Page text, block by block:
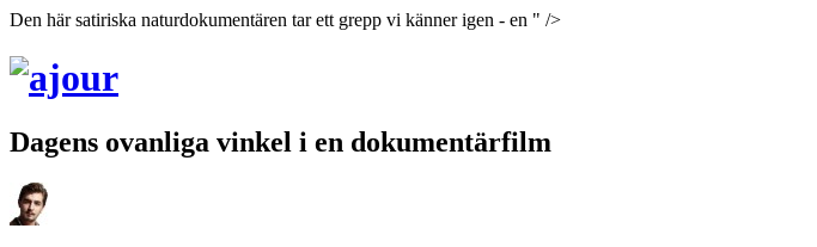
Den här satiriska naturdokumentären tar ett grepp vi känner igen - en " />
Dagens ovanliga vinkel i en dokumentärfilm